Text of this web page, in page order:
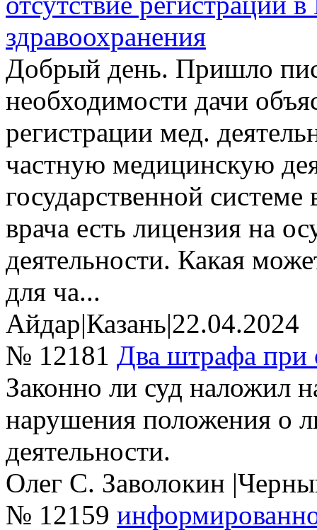
здравоохранения
Добрый день. Пришло
необходимости дачи
регистрации мед.
частную медицинскую
государственной
врача есть лицензия на
деятельности. Какая
для ча...
Айдар|Казань|22.04.2024
№ 12181 Два штрафа при
Законно ли суд наложил
нарушения положения о
деятельности.
Олег С. Заволокин |
№ 12159